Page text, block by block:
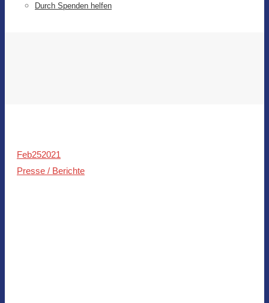
Durch Spenden helfen
Feb252021
Presse / Berichte